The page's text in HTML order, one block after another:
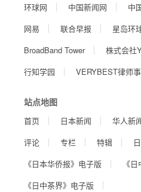
环球网
中国新闻网 中
网易
联合早报
星岛环
BroadBand Tower
株式会社
行知学园
VERYBEST律师
站点地图
首页 日本新闻 华人新
评论
专栏 特辑
《日本华侨报》电子版
《
《日中茶界》电子版